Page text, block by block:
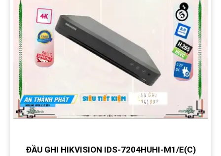
ĐẦU GHI HIKVISION IDS-7204HUHI-M1/E(C)